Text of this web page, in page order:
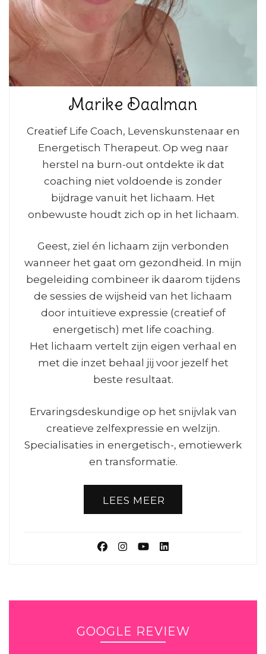
Marike Daalman
Creatief Life Coach, Levenskunstenaar en
Energetisch Therapeut. Op weg naar
herstel na burn-out ontdekte ik dat
coaching niet voldoende is zonder
bijdrage vanuit het lichaam. Het
onbewuste houdt zich op in het lichaam.
Geest, ziel én lichaam zijn verbonden
wanneer het gaat om gezondheid. In mijn
begeleiding combineer ik daarom tijdens
de sessies de wijsheid van het lichaam
door intuïtieve expressie (creatief of
energetisch) met life coaching.
Het lichaam vertelt zijn eigen verhaal en
met die inzet behaal jij voor jezelf het
beste resultaat.
Ervaringsdeskundige op het snijvlak van
creatieve zelfexpressie en welzijn.
Specialisaties in energetisch-, emotiewerk
en transformatie.
LEES MEER
GOOGLE REVIEW